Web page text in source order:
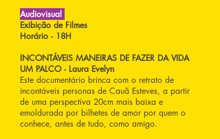
Audiovisual
Exibição de Filmes
Horário - 18H
INCONTÁVEIS MANEIRAS DE FAZER DA VIDA
UM PALCO - Laura Evelyn
Este documentário brinca com o retrato de
incontáveis personas de Cauã Esteves, a partir
de uma perspectiva 20cm mais baixa e
emoldurada por bilhetes de amor por quem o
conhece, antes de tudo, como amigo.